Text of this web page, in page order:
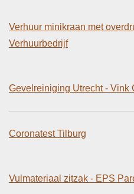
Verhuur minikraan met
Verhuurbedrijf
Gevelreiniging Utrecht - Vink
Coronatest Tilburg
Vulmateriaal zitzak - EPS